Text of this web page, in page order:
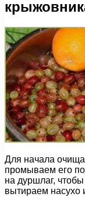
Для начала
промываем его
на дуршлаг,
вытираем насухо